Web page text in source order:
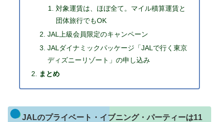
対象運賃は、ほぼ全て。マイル積算運賃と
団体旅行でもOK
JAL上級会員限定のキャンペーン
JALダイナミックパッケージ「JALで行く東京
ディズニーリゾート」の申し込み
まとめ
JALのプライベート・イブニング・パーティーは11